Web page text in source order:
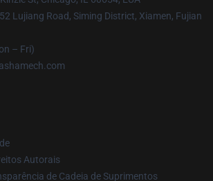
Lujiang Road, Siming District, Xiamen, Fujian
– Fri)
Autorais
de Cadeia de Suprimentos